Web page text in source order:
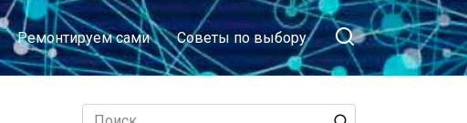
Ремонтируем сами Советы по выбору
Search